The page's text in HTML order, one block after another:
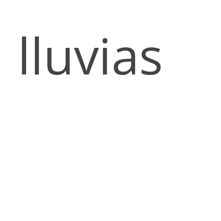
lluvias